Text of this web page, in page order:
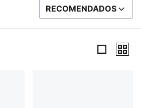
ORDENAR POR
RECOMENDADOS